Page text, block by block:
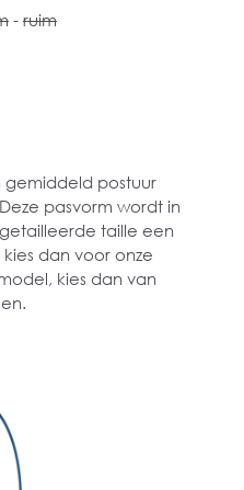
- ruim
gemiddeld postuur
pasvorm wordt in
taille een
dan voor onze
kies dan van